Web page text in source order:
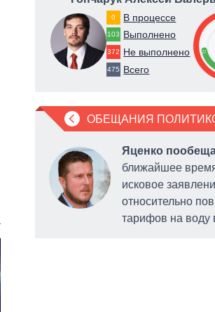
0 В процессе
103 Выполнено
372 Не выполнено
475 Всего
22
ОБЕЩАНИЯ
Яценко
ближайшее
исковое
относительно
тарифов на воду